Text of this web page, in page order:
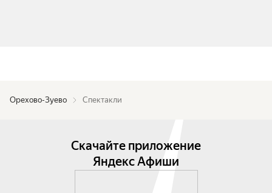
Орехово-Зуево Спектакли
Скачайте приложение
Яндекс Афиши